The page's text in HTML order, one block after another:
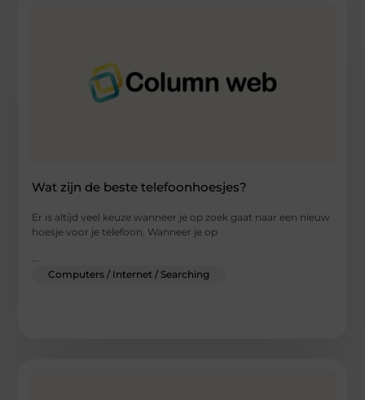
Wat zijn de beste telefoonhoesjes?
Er is altijd veel keuze wanneer je op zoek gaat naar een nieuw
hoesje voor je telefoon. Wanneer je op
...
Computers / Internet / Searching